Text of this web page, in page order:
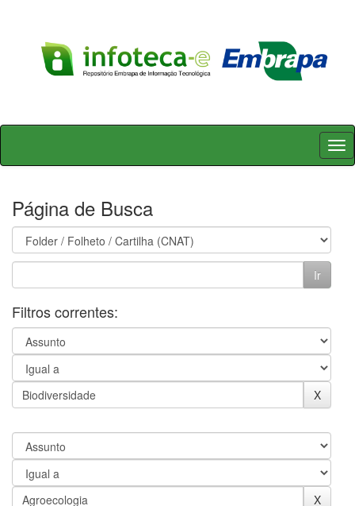
Skip
Página de Busca
Filtros correntes: